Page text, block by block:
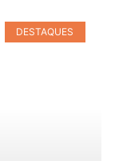
DESTAQUES